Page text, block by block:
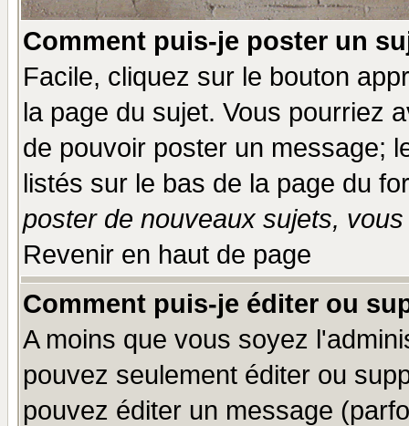
Comment puis-je poster un
Facile, cliquez sur le bouton
la page du sujet. Vous pourriez
de pouvoir poster un message;
listés sur le bas de la page du
poster de nouveaux sujets,
Revenir en haut de page
Comment puis-je éditer ou
A moins que vous soyez
pouvez seulement éditer ou
pouvez éditer un message